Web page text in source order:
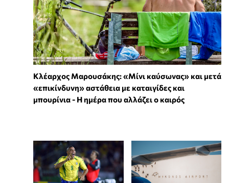
Κλέαρχος Μαρουσάκης: «Μίνι καύσωνας» και μετά
«επικίνδυνη» αστάθεια με καταιγίδες και
μπουρίνια - Η ημέρα που αλλάζει ο καιρός